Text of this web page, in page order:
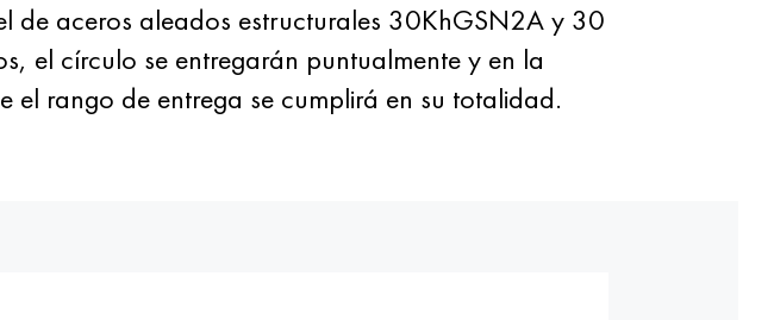
de aceros aleados estructurales 30KhGSN2A y 30
el círculo se entregarán puntualmente y en la
rango de entrega se cumplirá en su totalidad.